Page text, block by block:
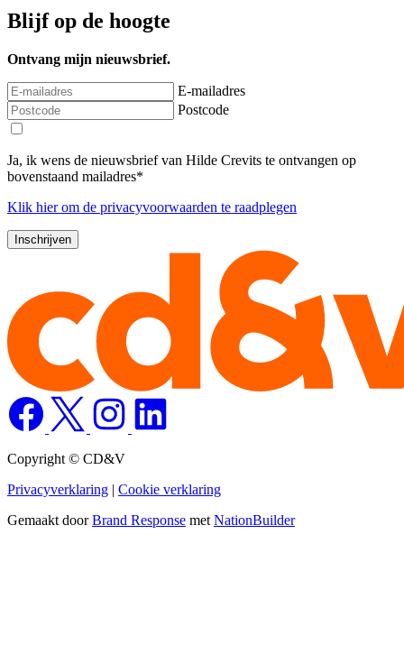
Blijf op de hoogte
Ontvang mijn nieuwsbrief.
E-mailadres
Postcode
Ja, ik wens de nieuwsbrief van Hilde Crevits te ontvangen op
bovenstaand mailadres*
Klik hierom de privacyvoorwaarden te raadplegen
Copyright © CD&V
Privacyverklaring | Cookie verklaring
Gemaakt doorBrand Response met NationBuilder